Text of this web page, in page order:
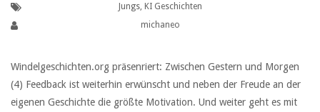
Jungs, KI Geschichten
michaneo
Windelgeschichten.org präsenriert: Zwischen Gestern und Morgen
(4) Feedback ist weiterhin erwünscht und neben der Freude an der
eigenen Geschichte die größte Motivation. Und weiter geht es mit